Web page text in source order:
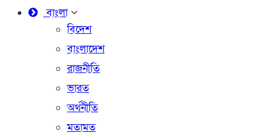
বাংলা
বিদেশ
বাংলাদেশ
রাজনীতি
ভারত
অর্থনীতি
মতামত